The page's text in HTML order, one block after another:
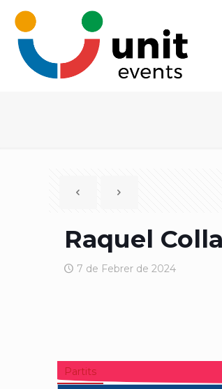
Raquel
7 de Febrer de 2024
Partits